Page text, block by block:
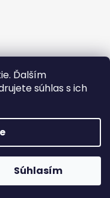
Ďalším
súhlas s ich
Súhlasím
Messenger